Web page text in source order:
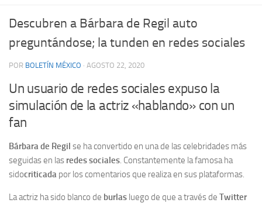
Descubren a Bárbara de Regil auto
preguntándose; la tunden en redes sociales
POR BOLETÍN MÉXICO · AGOSTO 22, 2020
Un usuario de redes sociales expuso la
simulación de la actriz «hablando» con un
fan
Bárbara de Regil se ha convertido en una de las celebridades más
seguidas en las redes sociales. Constantemente la famosa ha
sidocriticada por los comentarios que realiza en sus plataformas.
La actriz ha sido blanco de burlas luego de que a través de Twitter